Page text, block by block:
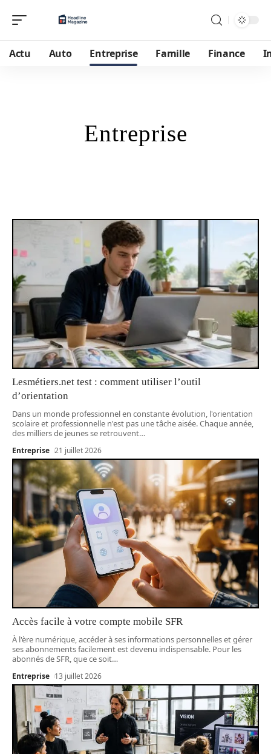
Actu Auto Entreprise Famille Finance
Entreprise
Lesmétiers.net test : comment utiliser l’outil
d’orientation
Dans un monde professionnel en constante évolution, l'orientation
scolaire et professionnelle n'est pas une tâche aisée. Chaque année,
des milliers de jeunes se retrouvent…
Entreprise 21 juillet 2026
Accès facile à votre compte mobile SFR
À l'ère numérique, accéder à ses informations personnelles et gérer
ses abonnements facilement est devenu indispensable. Pour les
abonnés de SFR, que ce soit…
Entreprise 13 juillet 2026